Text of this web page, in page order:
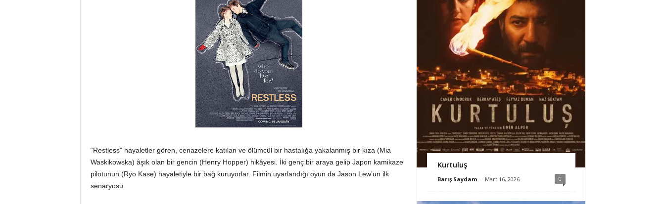
“Restless” hayaletler gören, cenazelere katılan ve ölümcül bir hastalığa yakalanmış bir kıza (Mia
Waskikowska) âşık olan bir gencin (Henry Hopper) hikâyesi. İki genç bir araya gelip Japon kamikaze
pilotunun (Ryo Kase) hayaletiyle bir bağ kuruyorlar. Filmin uyarlandığı oyun da Jason Lew’un ilk
senaryosu.
Kurtuluş
Barış Saydam - Mart 16, 2026 0